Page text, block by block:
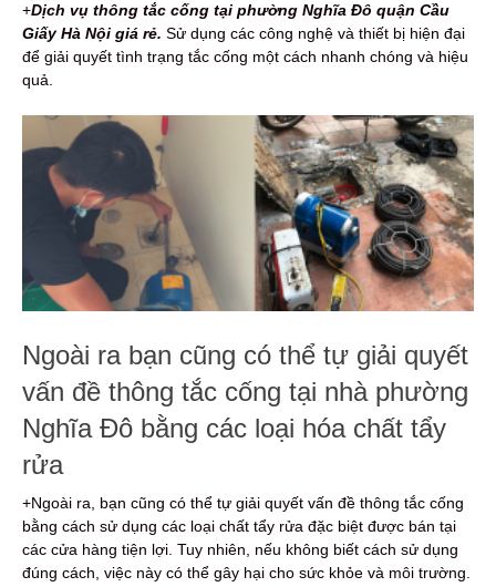
+Dịch vụ thông tắc cống tại phường Nghĩa Đô quận Cầu
Giấy Hà Nội giá rẻ. Sử dụng các công nghệ và thiết bị hiện đại
để giải quyết tình trạng tắc cống một cách nhanh chóng và hiệu
quả.
Ngoài ra bạn cũng có thể tự giải quyết
vấn đề thông tắc cống tại nhà phường
Nghĩa Đô bằng các loại hóa chất tẩy
rửa
+Ngoài ra, bạn cũng có thể tự giải quyết vấn đề thông tắc cống
bằng cách sử dụng các loại chất tẩy rửa đặc biệt được bán tại
các cửa hàng tiện lợi. Tuy nhiên, nếu không biết cách sử dụng
đúng cách, việc này có thể gây hại cho sức khỏe và môi trường.